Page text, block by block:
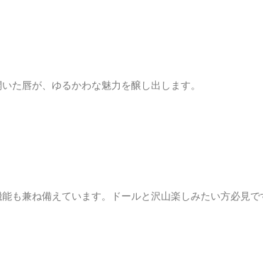
た唇が、ゆるかわな魅力を醸し出します。
も兼ね備えています。ドールと沢山楽しみたい方必見で